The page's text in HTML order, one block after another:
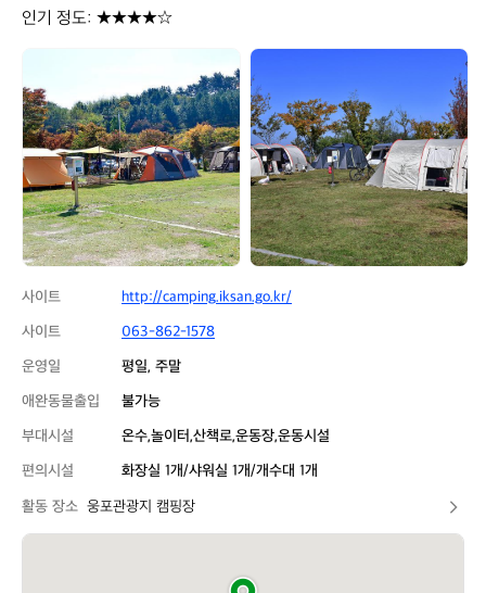
인기 정도: ★★★★☆
관
광
지
캠
핑
장
웅
포
관
광
지
캠
핑
장
사이트
http://camping.iksan.go.kr/
사이트
063-862-1578
운영일
평일, 주말
애완동물출입
불가능
부대시설
온수,놀이터,산책로,운동장,운동시설
편의시설
화장실 1개/샤워실 1개/개수대 1개
활동 장소 웅포관광지 캠핑장